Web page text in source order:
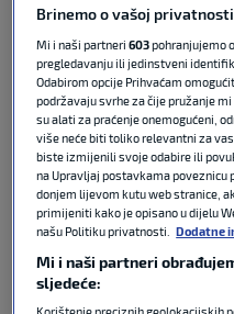
U prijateljskoj
Odenseu ponovno
uz Christiana Eriksena.
prije pet godina
Europskog prvenstva
Brinemo o vašoj privatnosti
Mi i naši partneri603pohranjujemo
pregledavanju ili jedinstveni
Odabirom opcije Prihvaćam
podržavaju svrhe za čije pružanje
su alati za praćenje onemogućeni,
više neće biti toliko relevantni za
biste izmijenili svoje odabire ili
na Upravljaj postavkama poveznicu
donjem lijevom kutu web stranice,
primijeniti kako je opisano u dijelu
našu Politiku privatnosti.
Dodatne
Mi i naši partneri
sljedeće: